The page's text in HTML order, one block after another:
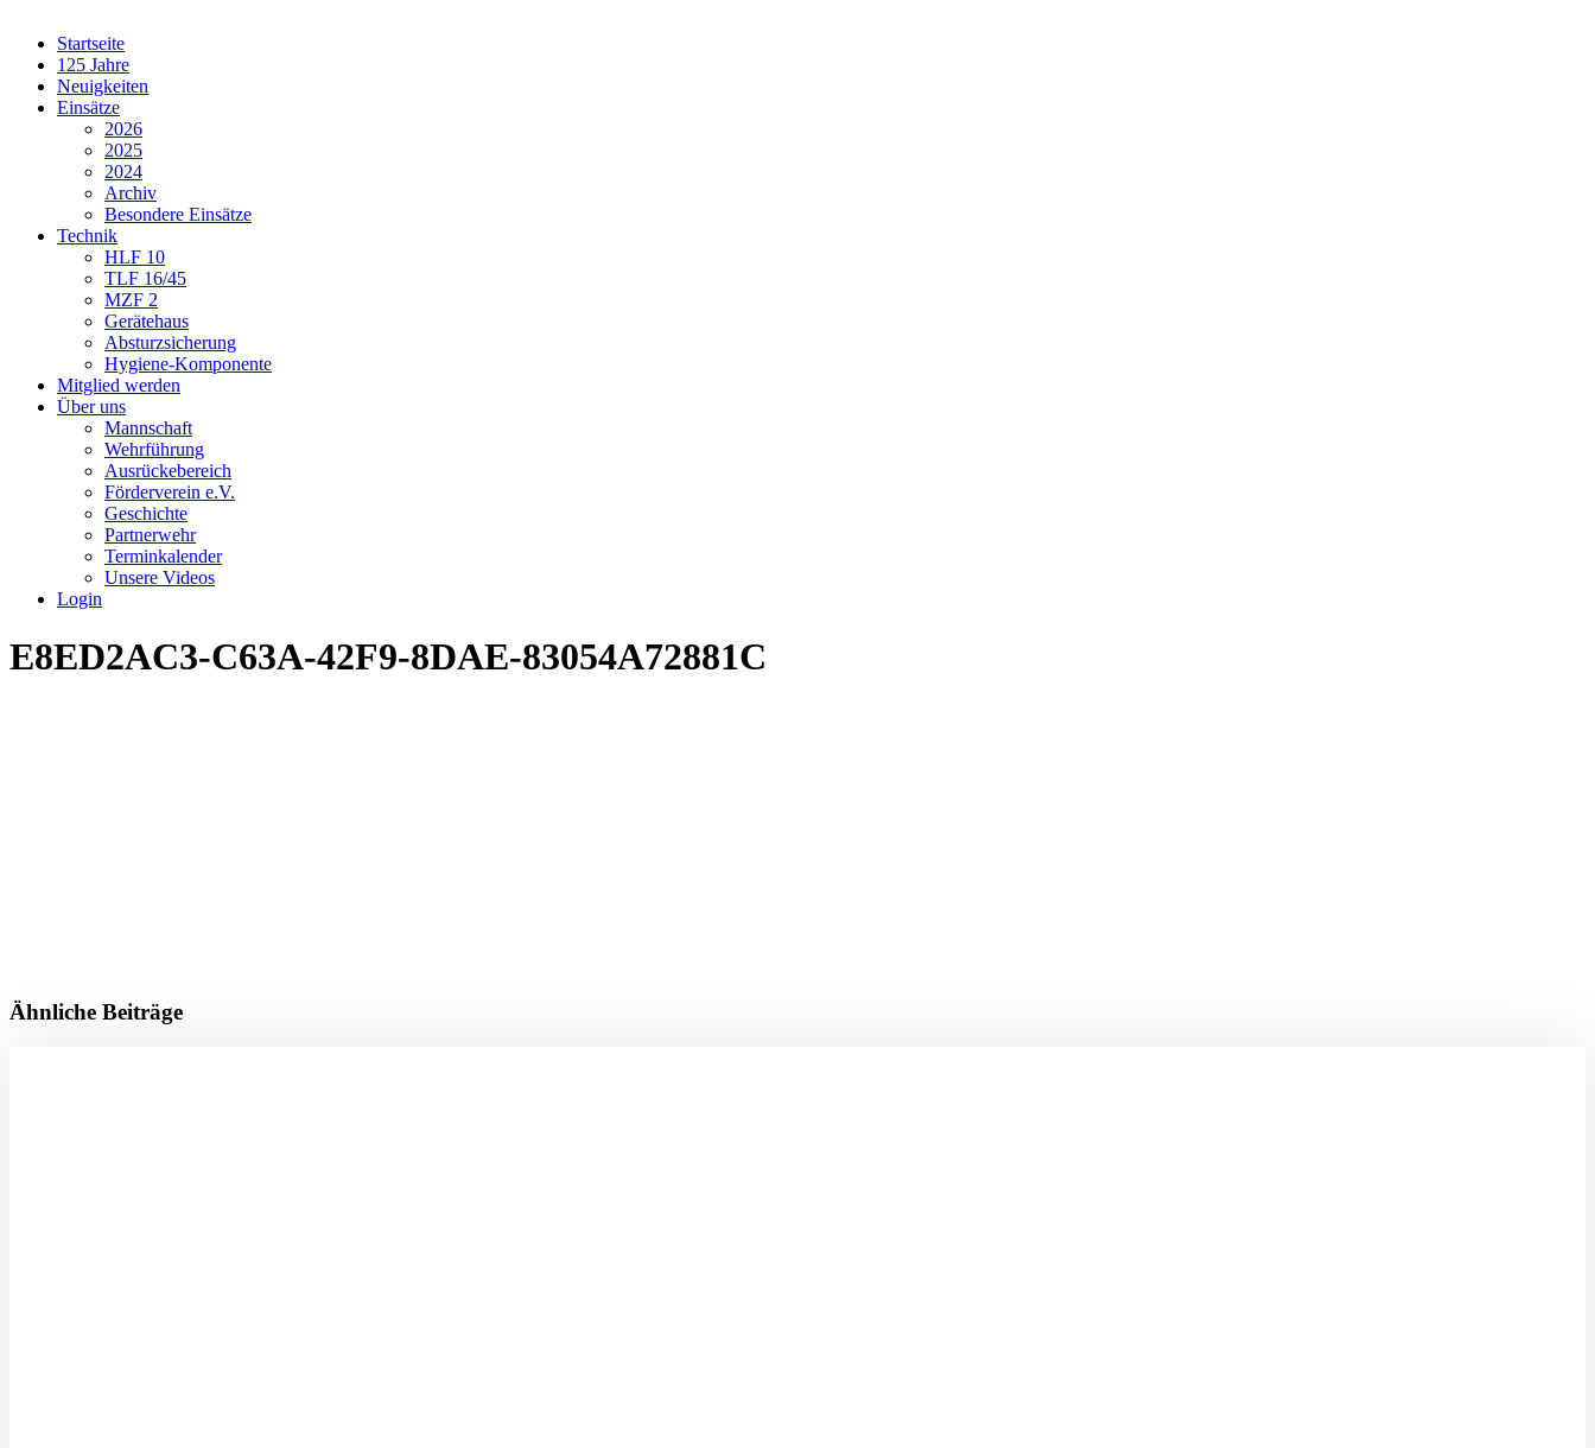
Startseite
125 Jahre
Neuigkeiten
Einsätze
2026
2025
2024
Archiv
Besondere Einsätze
Technik
HLF 10
TLF 16/45
MZF 2
Gerätehaus
Absturzsicherung
Hygiene-Komponente
Mitglied werden
Über uns
Mannschaft
Wehrführung
Ausrückebereich
Förderverein e.V.
Geschichte
Partnerwehr
Terminkalender
Unsere Videos
Login
E8ED2AC3-C63A-42F9-8DAE-83054A72881C
Ähnliche Beiträge